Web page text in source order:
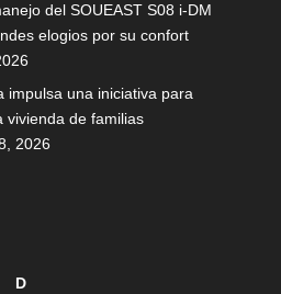
del SOUEAST S08 i-DM
elogios por su confort
impulsa una iniciativa para
vivienda de familias
2026
D